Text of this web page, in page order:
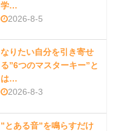
学…
2026-8-5
なりたい自分を引き寄せ
る”6つのマスターキー”と
は…
2026-8-3
”とある音”を鳴らすだけ